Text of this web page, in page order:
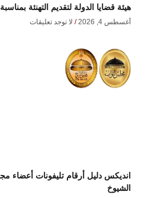
هيئة قضايا الدولة لتقديم التهنئة
أغسطس 4, 2026 لا توجد تعليقات
انديكس دليل أرقام تليفونات
الشيوخ